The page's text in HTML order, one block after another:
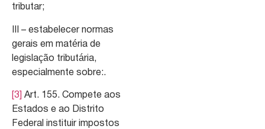
tributar;
III – estabelecer normas
gerais em matéria de
legislação tributária,
especialmente sobre:.
[3]
Art. 155. Compete aos
Estados e ao Distrito
Federal instituir impostos